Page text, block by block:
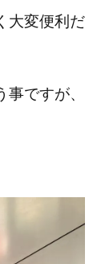
大変便利だ
ですが、